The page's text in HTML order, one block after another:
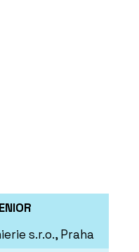
s.r.o., Praha